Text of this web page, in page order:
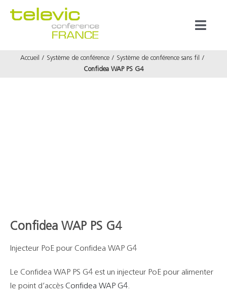
Accueil Système de conférence
Système de conférence sans fil
Confidea WAP PS G4
Confidea WAP PS G4
Injecteur PoE pour Confidea WAP G4
Le Confidea WAP PS G4 est un injecteur PoE pour alimenter
le point d’accès Confidea WAP G4.